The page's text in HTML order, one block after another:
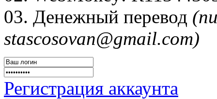
03. Денежный перевод
stascosovan@gmail.com)
Регистрация аккаунта